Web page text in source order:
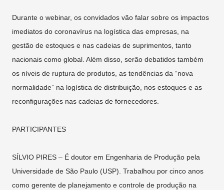
Durante o webinar, os convidados vão falar sobre os impactos
imediatos do coronavírus na logística das empresas, na
gestão de estoques e nas cadeias de suprimentos, tanto
nacionais como global. Além disso, serão debatidos também
os níveis de ruptura de produtos, as tendências da “nova
normalidade” na logística de distribuição, nos estoques e as
reconfigurações nas cadeias de fornecedores.
PARTICIPANTES
SÍLVIO PIRES – É doutor em Engenharia de Produção pela
Universidade de São Paulo (USP). Trabalhou por cinco anos
como gerente de planejamento e controle de produção na